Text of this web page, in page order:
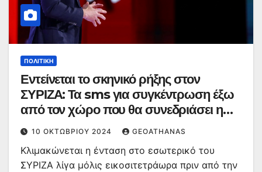
ΠΟΛΙΤΙΚΉ
Εντείνεται το σκηνικό ρήξης στον
ΣΥΡΙΖΑ: Τα sms για συγκέντρωση έξω
από τον χώρο που θα συνεδριάσει η
ΚΕ και η αντίδραση Κασσελάκη
10 ΟΚΤΩΒΡΊΟΥ 2024 GEOATHANAS
Κλιμακώνεται η ένταση στο εσωτερικό του
ΣΥΡΙΖΑ λίγα μόλις εικοσιτετράωρα πριν από την